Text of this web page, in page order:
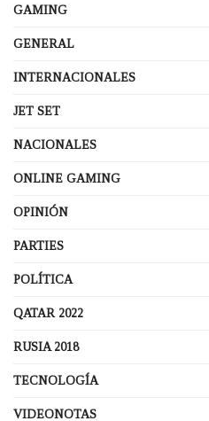
GAMING
GENERAL
INTERNACIONALES
JET SET
NACIONALES
ONLINE GAMING
OPINIÓN
PARTIES
POLÍTICA
QATAR 2022
RUSIA 2018
TECNOLOGÍA
VIDEONOTAS